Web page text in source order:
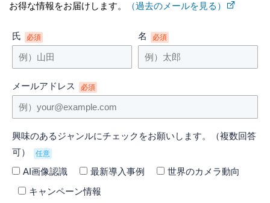
お得な情報をお届けします。
（過去のメールを見る）
氏 必須 名 必須
メールアドレス 必須
興味のあるジャンルにチェックをお願いします。（複数回答
可）
任意
AI画像認識 最新導入事例
世界のカメラ動向
キャンペーン情報